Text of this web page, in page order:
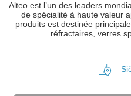
Alteo est l’un des leaders
de spécialité à haute valeur
produits est destinée
réfractaires, verres